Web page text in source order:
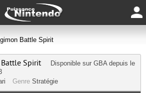
Battle Spirit
Spirit Disponible sur GBAdepuis le
Genre Stratégie